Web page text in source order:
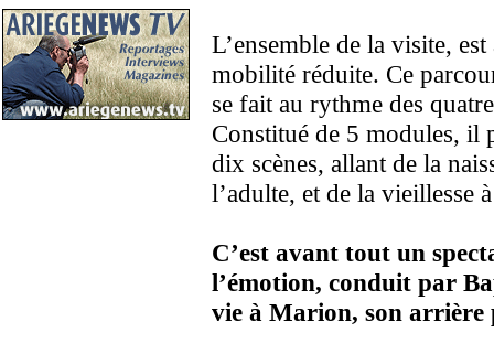
L’ensemble de la visite,
mobilité réduite. Ce
se fait au rythme des
Constitué de 5 modules, il
dix scènes, allant de la
l’adulte, et de la vieillesse
C’est avant tout un
l’émotion, conduit par
vie à Marion, son arrière